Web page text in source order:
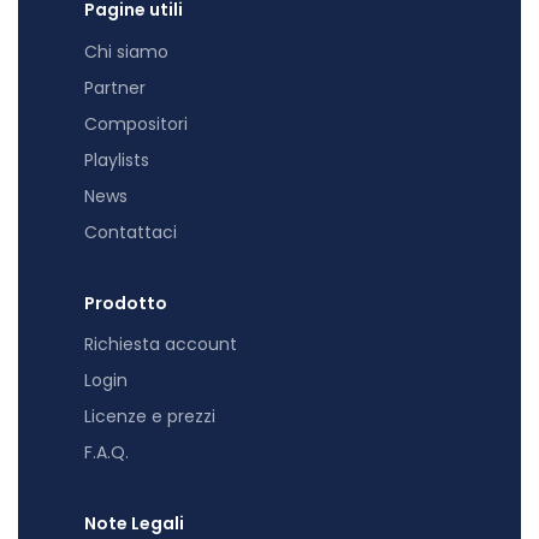
Pagine utili
Chi siamo
Partner
Compositori
Playlists
News
Contattaci
Prodotto
Richiesta account
Login
Licenze e prezzi
F.A.Q.
Note Legali